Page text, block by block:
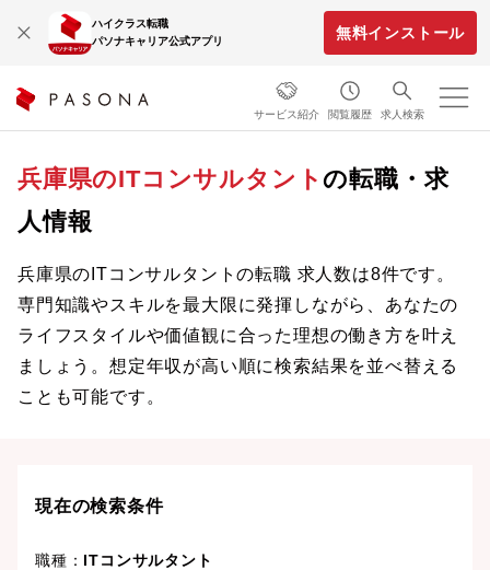
ハイクラス転職
パソナキャリア公式アプリ
無料インストール
サービス紹介 閲覧履歴 求人検索
兵庫県のITコンサルタントの転職・求
人情報
兵庫県のITコンサルタントの転職 求人数は8件です。
専門知識やスキルを最大限に発揮しながら、あなたの
ライフスタイルや価値観に合った理想の働き方を叶え
ましょう。想定年収が高い順に検索結果を並べ替える
ことも可能です。
現在の検索条件
職種： ITコンサルタント